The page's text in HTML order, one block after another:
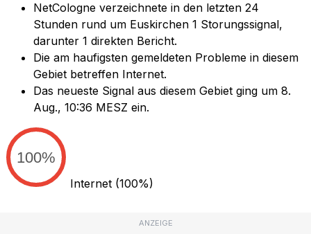
NetCologne verzeichnete in den letzten 24
Stunden rund um Euskirchen 1 Storungssignal,
darunter 1 direkten Bericht.
Die am haufigsten gemeldeten Probleme in diesem
Gebiet betreffen Internet.
Das neueste Signal aus diesem Gebiet ging um 8.
Aug., 10:36 MESZ ein.
100%
Internet (100%)
ANZEIGE